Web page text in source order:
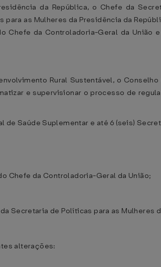
da República, o Chefe da
as Mulheres da Presidência da
Chefe da Controladoria-Geral da União
Rural Sustentável, o
e supervisionar o processo de
de Saúde Suplementar e até 6 (seis)
Chefe da Controladoria-Geral da União;
Secretaria de Políticas para as Mulheres
alterações: